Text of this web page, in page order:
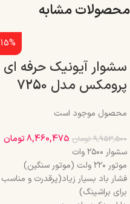
محصولات مشابه
15%
سشوار آیونیک حرفه ای
پرومکس مدل 7250
محصول موجود است
9,953,500 تومان 8,460,475تومان
سشوار ۲۵۰۰ وات
موتور ۲۲۰ ولت (موتور سنگین)
فشار باد بسیار زیاد(پرقدرت و مناسب
برای براشینگ)